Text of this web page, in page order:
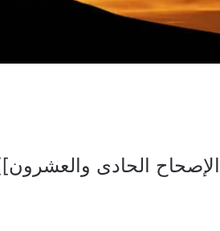
الإصحاح الحادى